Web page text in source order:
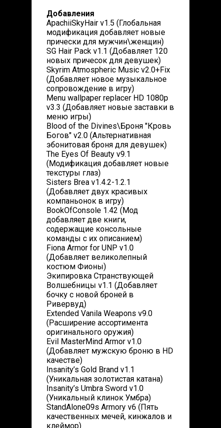
Добавления
ApachiiSkyHair v1.5 (Глобальная
модификация добавляет новые
прически для мужчин\женщин)
SG Hair Pack v1.1 (Добавляет 120
новых причесок для девушек)
Skyrim Atmospheric Music v2.0+Fix
(Добавляет новое музыкальное
сопровождение в игру)
Menu wallpaper replacer HD 1080p
v3.3 (Добавляет новые заставки в
меню игры)
Blood of the Divines\Броня "Кровь
Богов" v2.0 (Альтернативная
эбонитовая броня для девушек)
The Eyes Of Beauty v9.1
(Модификация добавляет новые
текстуры глаз)
Sisters Brea v1.4.2-1.2.1
(Добавляет двух красивых
компаньонок в игру)
BookOfConsole 1.42 (Мод
добавляет две книги,
содержащие консольные
команды с их описанием)
Fiona Armor for UNP v1.0
(Добавляет великолепный
костюм Фионы)
Экипировка Странствующей
Волшебницы v1.1 (Добавляет
бочку с новой броней в
Ривервуд)
Extended Vanila Weapons v9.0
(Расширение ассортимента
оригинального оружия)
Evil MasterMind Armor v1.0
(Добавляет мужскую броню в HD
качестве)
Insanity’s Gold Brand v1.1
(Уникальная золотистая катана)
Insanity’s Umbra Sword v1.0
(Уникальный клинок Умбра)
StandAlone09s Armory v6 (Пять
качественных мечей, кинжалов и
клеймор)